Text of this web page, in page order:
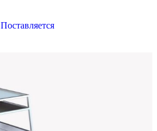
Поставляется